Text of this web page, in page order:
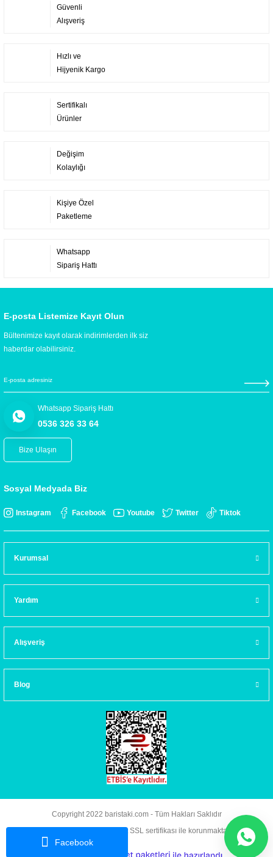
Facebook
Güvenli
Alışveriş
Hızlı ve
Hijyenik Kargo
Sertifikalı
Ürünler
Değişim
Kolaylığı
Kişiye Özel
Paketleme
Whatsapp
Sipariş Hattı
E-posta Listemize Kayıt Olun
Bültenimize kayıt olarak indirimlerden ilk siz
haberdar olabilirsiniz.
Whatsapp Sipariş Hattı
0536 326 33 64
Bize Ulaşın
Sosyal Medyada Biz
Instagram Facebook Youtube Twitter Tiktok
Kurumsal
Yardım
Alışveriş
Blog
Copyright 2022 baristaki.com - Tüm Hakları Saklıdır
Kredi kartı bilgileriniz 256bit SSL sertifikası ile korunmaktadır.
e- ile